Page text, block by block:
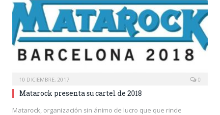
10 DICIEMBRE, 2017 0
Matarock presenta su cartel de 2018
Matarock, organización sin ánimo de lucro que que rinde